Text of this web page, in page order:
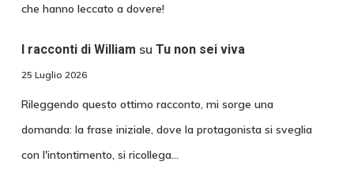
che hanno leccato a dovere!
I racconti di William su Tu non sei viva
25 Luglio 2026
Rileggendo questo ottimo racconto, mi sorge una
domanda: la frase iniziale, dove la protagonista si sveglia
con l'intontimento, si ricollega…